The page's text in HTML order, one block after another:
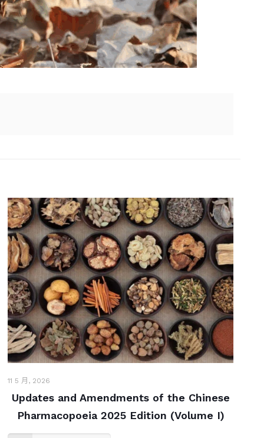
11 5 月, 2026
Updates and Amendments of the Chinese
Pharmacopoeia 2025 Edition (Volume I)